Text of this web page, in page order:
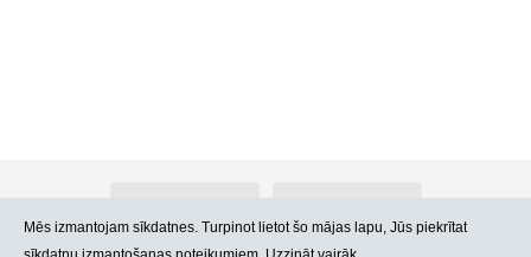
Mēs izmantojam sīkdatnes. Turpinot lietot šo mājas lapu, Jūs piekrītat